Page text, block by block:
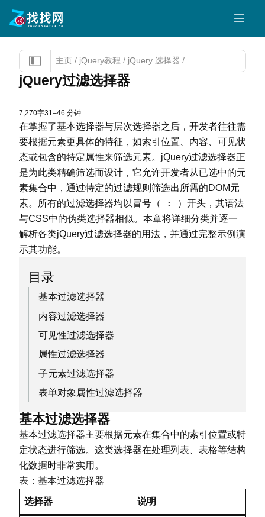
主页 / jQuery教程 / jQuery 选择器 / jQuery过滤选择器
jQuery过滤选择器
7,270字31–46 分钟
在掌握了基本选择器与层次选择器之后，开发者往往需
要根据元素更具体的特征，如索引位置、内容、可见状
态或包含的特定属性来筛选元素。jQuery过滤选择器正
是为此类精确筛选而设计，它允许开发者从已选中的元
素集合中，通过特定的过滤规则筛选出所需的DOM元
素。所有的过滤选择器均以冒号（
:
）开头，其语法
与CSS中的伪类选择器相似。本章将详细分类并逐一
解析各类jQuery过滤选择器的用法，并通过完整示例演
示其功能。
目录
基本过滤选择器
内容过滤选择器
可见性过滤选择器
属性过滤选择器
子元素过滤选择器
表单对象属性过滤选择器
基本过滤选择器
基本过滤选择器主要根据元素在集合中的索引位置或特
定状态进行筛选。这类选择器在处理列表、表格等结构
化数据时非常实用。
表：基本过滤选择器
选择器 说明